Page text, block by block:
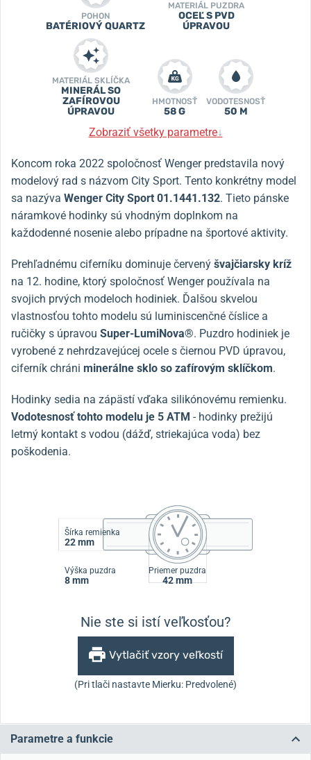
POHON
BATÉRIOVÝ QUARTZ
MATERIÁL PUZDRA
OCEĽ S PVD
ÚPRAVOU
MATERIÁL SKLÍČKA
MINERÁL SO
ZAFÍROVOU
ÚPRAVOU
HMOTNOSŤ
58 G
VODOTESNOSŤ
50 M
Zobraziť všetky parametre↓
Koncom roka 2022 spoločnosť Wenger predstavila nový
modelový rad s názvom City Sport. Tento konkrétny model
sa nazýva Wenger City Sport 01.1441.132. Tieto pánske
náramkové hodinky sú vhodným doplnkom na
každodenné nosenie alebo prípadne na športové aktivity.
Prehľadnému ciferníku dominuje červený švajčiarsky kríž
na 12. hodine, ktorý spoločnosť Wenger používala na
svojich prvých modeloch hodiniek. Ďalšou skvelou
vlastnosťou tohto modelu sú luminiscenčné číslice a
ručičky s úpravou Super-LumiNova®. Puzdro hodiniek je
vyrobené z nehrdzavejúcej ocele s čiernou PVD úpravou,
ciferník chráni minerálne sklo so zafírovým sklíčkom.
Hodinky sedia na zápästí vďaka silikónovému remienku.
Vodotesnosť tohto modelu je 5 ATM - hodinky prežijú
letmý kontakt s vodou (dážď, striekajúca voda) bez
poškodenia.
Šírka remienka
22 mm
Výška puzdra
8 mm
Priemer puzdra
42 mm
Nie ste si istí veľkosťou?
Vytlačiť vzory veľkostí
(Pri tlači nastavte Mierku: Predvolené)
Parametre a funkcie